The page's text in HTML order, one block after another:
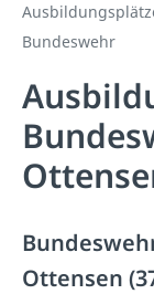
Bundeswehr
Ottensen